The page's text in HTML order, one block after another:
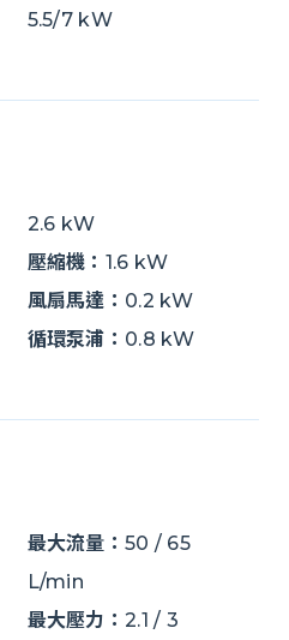
5.5/7 kW
2.6 kW
壓縮機： 1.6 kW
風扇馬達： 0.2 kW
循環泵浦： 0.8 kW
最大流量：50 / 65
L/min
最大壓力：2.1 / 3